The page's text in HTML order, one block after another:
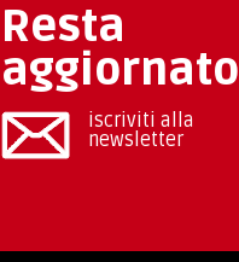
Resta
aggiornato
iscriviti alla
newsletter